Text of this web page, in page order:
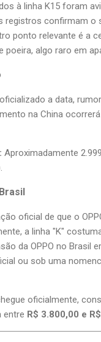
à linha K15 foram
registros confirmam o
ponto relevante é a
poeira, algo raro em
a data,
na China
Aproximadamente
oficial de que o
a linha "K"
da OPPO no Brasil
ou sob uma
oficialmente,
entre R$ 3.800,00 e